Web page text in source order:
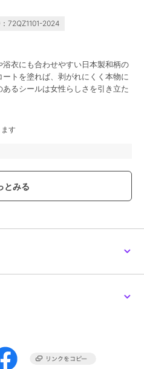
72QZ1101-2024
衣にも合わせやすい日本製和柄の
トを塗れば、剥がれにくく本物に
るシールは女性らしさを引き立た
す
扱い方法